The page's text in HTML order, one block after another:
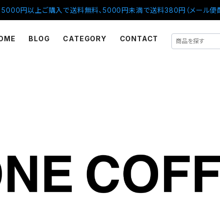
5000円以上ご購入で送料無料、5000円未満で送料380円（メール便
BLOG CATEGORY CONTACT